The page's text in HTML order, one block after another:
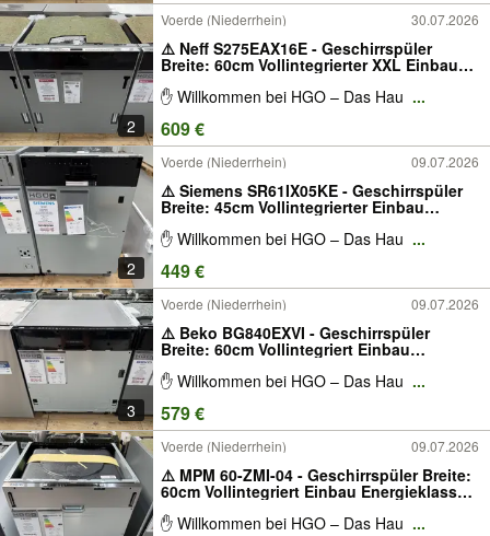
2
Voerde (Niederrhein) 30.07.2026
⚠️ Neff S275EAX16E - Geschirrspüler
Breite: 60cm Vollintegrierter XXL Einbau
mit Vario Scharnier Energieklasse: A
Besteckkorb W-LAN fähig (WiFi)
✋ Willkommen bei HGO – Das Hau ...
609 €
2
Voerde (Niederrhein) 09.07.2026
⚠️ Siemens SR61IX05KE - Geschirrspüler
Breite: 45cm Vollintegrierter Einbau
Energieklasse: F Besteckkorb W-LAN
fähig (WiFi) App Home Connect -
✋ Willkommen bei HGO – Das Hau ...
449 €
3
Voerde (Niederrhein) 09.07.2026
⚠️ Beko BG840EXVI - Geschirrspüler
Breite: 60cm Vollintegriert Einbau
Energieklasse: A Besteckschublade
Spülmaschine Vollintegriert - Inverter
✋ Willkommen bei HGO – Das Hau ...
579 €
Voerde (Niederrhein) 09.07.2026
⚠️ MPM 60-ZMI-04 - Geschirrspüler Breite:
60cm Vollintegriert Einbau Energieklasse:
E Besteckschublade Spülmaschine
Vollintegriert
✋ Willkommen bei HGO – Das Hau ...